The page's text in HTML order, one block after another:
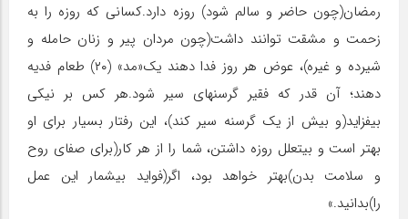
رمضان(چون حاضر و سالم شود) روزه دارد.کسانی که روزه را به
زحمت و مشقت توانند داشت(چون مردان پیر و زنان حامله و
شیرده و غیره)، عوض هر روز فدا دهند یک«مد» (۲۰) طعام فدیه
دهند؛ آن قدر که فقیر گرسنه‏ای سیر شود.هر کس بر نیکی
بیفزاید(و بیش از یک گرسنه سیر کند)، این رفتار بسیار برای او
بهتر است و بی‏تعلل روزه داشتن، شما را از هر کار(برای صفای روح
و سلامت بدن)بهتر خواهد بود، اگر(فواید بی‏شمار این عمل
را)بدانید.»